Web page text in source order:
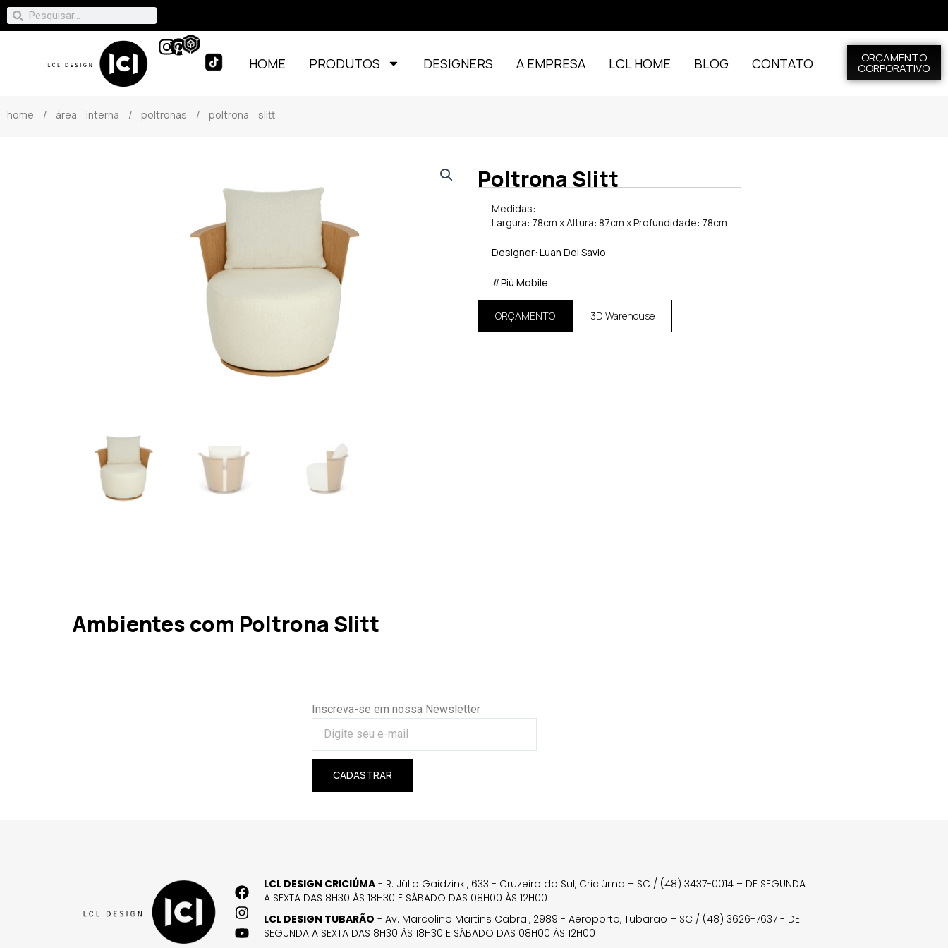
HOME PRODUTOS DESIGNERS A EMPRESA LCL HOME BLOG CONTATO ORÇAMENTO
CORPORATIVO
home / área interna / poltronas / poltrona slitt
Poltrona Slitt
Medidas:
Largura: 78cm x Altura: 87cm x Profundidade: 78cm
Designer: Luan Del Savio
#Più Mobile
ORÇAMENTO 3D Warehouse
Ambientes com Poltrona Slitt
Inscreva-se em nossa Newsletter
CADASTRAR
LCL DESIGN CRICIÚMA - R. Júlio Gaidzinki, 633 - Cruzeiro do Sul, Criciúma – SC / (48) 3437-0014 – DE SEGUNDA
A SEXTA DAS 8H30 ÀS 18H30 E SÁBADO DAS 08H00 ÀS 12H00
LCL DESIGN TUBARÃO - Av. Marcolino Martins Cabral, 2989 - Aeroporto, Tubarão – SC / (48) 3626-7637 - DE
SEGUNDA A SEXTA DAS 8H30 ÀS 18H30 E SÁBADO DAS 08H00 ÀS 12H00